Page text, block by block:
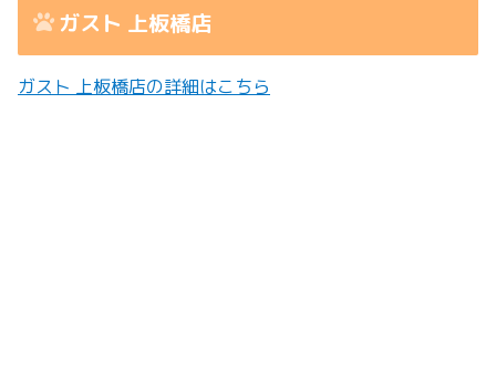
ガスト 上板橋店
ガスト 上板橋店の詳細はこちら